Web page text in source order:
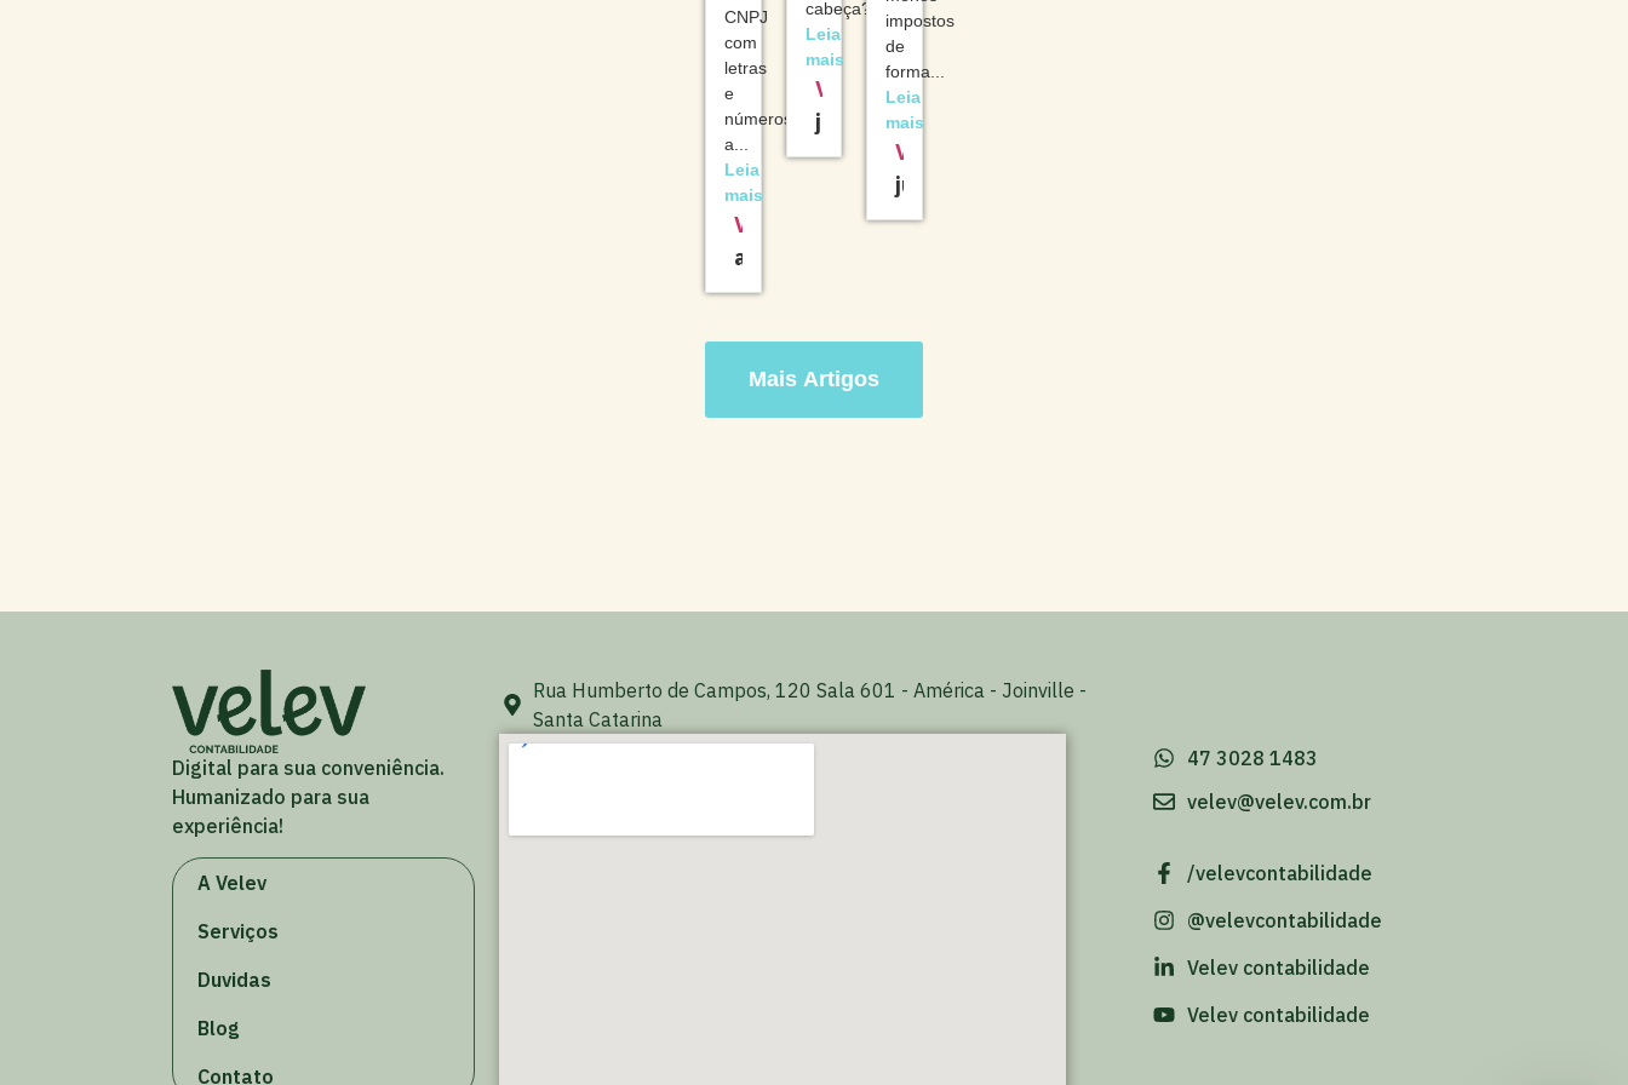
CNPJ
com
letras
e
números
a...
Leia
mais
Velev
agosto 4, 2025
cabeça?...
Leia
mais
Velev
julho 1, 2025
impostos
de
forma...
Leia
mais
Velev
junho 26, 2025
Mais Artigos
Digital para sua conveniência.
Humanizado para sua
experiência!
A Velev
Serviços
Duvidas
Blog
Contato
Rua Humberto de Campos, 120 Sala 601 - América - Joinville -
Santa Catarina
/velevcontabilidade
@velevcontabilidade
Velev contabilidade
Velev contabilidade
47 3028 1483
velev@velev.com.br